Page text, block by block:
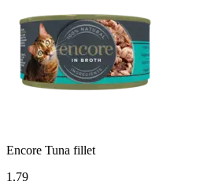
Encore Tuna fillet
1.79